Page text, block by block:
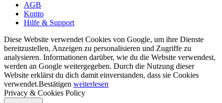
AGB
Konto
Hilfe & Support
Diese Website verwendet Cookies von Google, um ihre Dienste
bereitzustellen, Anzeigen zu personalisieren und Zugriffe zu
analysieren. Informationen darüber, wie du die Website verwendest,
werden an Google weitergegeben. Durch die Nutzung dieser
Website erklärst du dich damit einverstanden, dass sie Cookies
verwendet.Bestätigen weiterlesen
Privacy & Cookies Policy